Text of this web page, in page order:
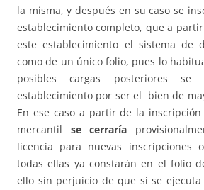
la misma, y después en su caso se
establecimiento completo, que a
este establecimiento el sistema de
como de un único folio, pues lo
posibles cargas posteriores
establecimiento por ser el bien de
En ese caso a partir de la
mercantil se cerraría
licencia para nuevas inscripciones
todas ellas ya constarán en el folio
ello sin perjuicio de que si se